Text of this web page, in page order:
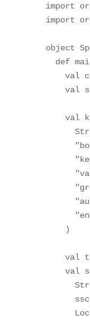
import
import
object
def
val
val
val
    )
val
val